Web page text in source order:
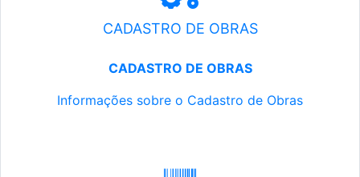
CADASTRO DE OBRAS
CADASTRO DE OBRAS
Informações sobre o Cadastro de Obras